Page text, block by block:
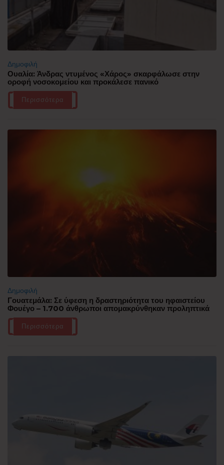
Δημοφιλή
Ουαλία: Άνδρας ντυμένος «Χάρος» σκαρφάλωσε στην
οροφή νοσοκομείου και προκάλεσε πανικό
Περισσότερα
Δημοφιλή
Γουατεμάλα: Σε ύφεση η δραστηριότητα του ηφαιστείου
Φουέγο – 1.700 άνθρωποι απομακρύνθηκαν προληπτικά
Περισσότερα